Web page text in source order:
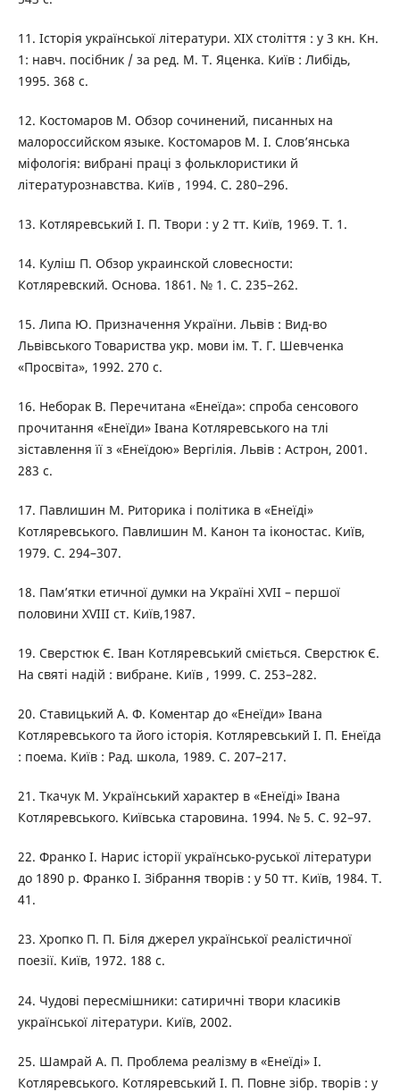
11. Історія української літератури. ХІХ століття : у 3 кн. Кн.
1: навч. посібник / за ред. М. Т. Яценка. Київ : Либідь,
1995. 368 с.
12. Костомаров М. Обзор сочинений, писанных на
малороссийском языке. Костомаров М. І. Слов’янська
міфологія: вибрані праці з фольклористики й
літературознавства. Київ , 1994. С. 280–296.
13. Котляревський І. П. Твори : у 2 тт. Київ, 1969. Т. 1.
14. Куліш П. Обзор украинской словесности:
Котляревский. Основа. 1861. № 1. С. 235–262.
15. Липа Ю. Призначення України. Львів : Вид-во
Львівського Товариства укр. мови ім. Т. Г. Шевченка
«Просвіта», 1992. 270 с.
16. Неборак В. Перечитана «Енеїда»: спроба сенсового
прочитання «Енеїди» Івана Котляревського на тлі
зіставлення її з «Енеїдою» Вергілія. Львів : Астрон, 2001.
283 с.
17. Павлишин М. Риторика і політика в «Енеїді»
Котляревського. Павлишин М. Канон та іконостас. Київ,
1979. С. 294–307.
18. Пам’ятки етичної думки на Україні XVII – першої
половини XVIII ст. Київ,1987.
19. Сверстюк Є. Іван Котляревський сміється. Сверстюк Є.
На святі надій : вибране. Київ , 1999. С. 253–282.
20. Ставицький А. Ф. Коментар до «Енеїди» Івана
Котляревського та його історія. Котляревський І. П. Енеїда
: поема. Київ : Рад. школа, 1989. С. 207–217.
21. Ткачук М. Український характер в «Енеїді» Івана
Котляревського. Київська старовина. 1994. № 5. С. 92–97.
22. Франко І. Нарис історії українсько-руської літератури
до 1890 р. Франко І. Зібрання творів : у 50 тт. Київ, 1984. Т.
41.
23. Хропко П. П. Біля джерел української реалістичної
поезії. Київ, 1972. 188 с.
24. Чудові пересмішники: сатиричні твори класиків
української літератури. Київ, 2002.
25. Шамрай А. П. Проблема реалізму в «Енеїді» І.
Котляревського. Котляревський І. П. Повне зібр. творів : у